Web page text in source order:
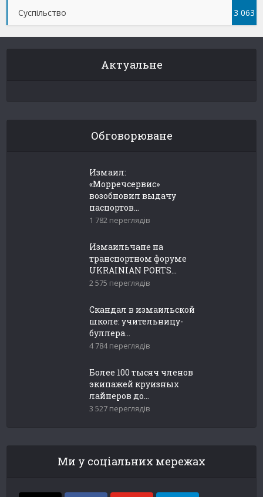
Суспільство 3 063
Актуальне
Обговорюване
Измаил:
«Морречсервис»
возобновил выдачу
паспортов...
1 782 переглядів
Измаильчане на
транспортном форуме
UKRAINIAN PORTS...
2 575 переглядів
Скандал в измаильской
школе: учительницу-
буллера...
4 784 переглядів
Более 100 тысяч членов
экипажей круизных
лайнеров до...
3 527 переглядів
Ми у соціальних мережах